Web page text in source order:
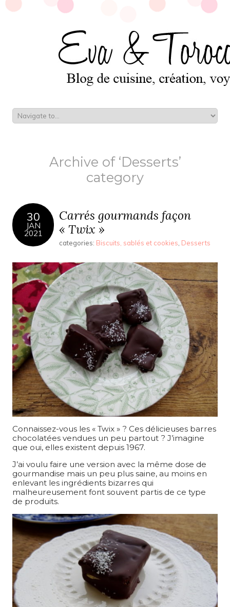
Archive of ‘Desserts’
category
30
JAN
2021
Carrés gourmands façon
« Twix »
categories: Biscuits, sablés et cookies Desserts
Connaissez-vous les « Twix » ? Ces délicieuses barres
chocolatées vendues un peu partout ? J’imagine
que oui, elles existent depuis 1967.
J’ai voulu faire une version avec la même dose de
gourmandise mais un peu plus saine, au moins en
enlevant les ingrédients bizarres qui
malheureusement font souvent partis de ce type
de produits.